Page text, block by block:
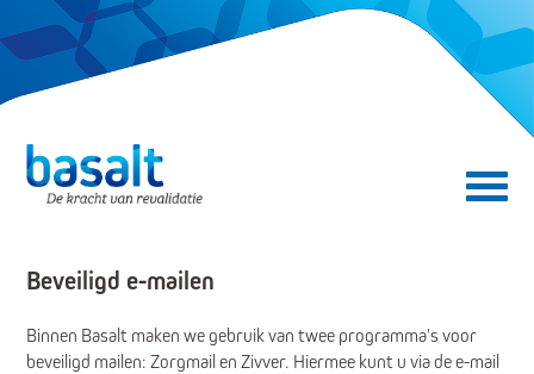
Direct naar de contentDirect naar de navigatie
Beveiligd e-mailen
Binnen Basalt maken we gebruik van twee programma's voor
beveiligd mailen: Zorgmail en Zivver. Hiermee kunt u via de e-mail